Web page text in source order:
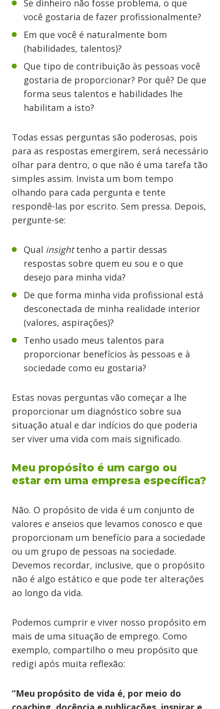
Se dinheiro não fosse problema, o que
você gostaria de fazer profissionalmente?
Em que você é naturalmente bom
(habilidades, talentos)?
Que tipo de contribuição às pessoas você
gostaria de proporcionar? Por quê? De que
forma seus talentos e habilidades lhe
habilitam a isto?
Todas essas perguntas são poderosas, pois
para as respostas emergirem, será necessário
olhar para dentro, o que não é uma tarefa tão
simples assim. Invista um bom tempo
olhando para cada pergunta e tente
respondê-las por escrito. Sem pressa. Depois,
pergunte-se:
Qual insighttenho a partir dessas
respostas sobre quem eu sou e o que
desejo para minha vida?
De que forma minha vida profissional está
desconectada de minha realidade interior
(valores, aspirações)?
Tenho usado meus talentos para
proporcionar benefícios às pessoas e à
sociedade como eu gostaria?
Estas novas perguntas vão começar a lhe
proporcionar um diagnóstico sobre sua
situação atual e dar indícios do que poderia
ser viver uma vida com mais significado.
Meu propósito é um cargo ou
estar em uma empresa específica?
Não. O propósito de vida é um conjunto de
valores e anseios que levamos conosco e que
proporcionam um benefício para a sociedade
ou um grupo de pessoas na sociedade.
Devemos recordar, inclusive, que o propósito
não é algo estático e que pode ter alterações
ao longo da vida.
Podemos cumprir e viver nosso propósito em
mais de uma situação de emprego. Como
exemplo, compartilho o meu propósito que
redigi após muita reflexão:
“Meu propósito de vida é, por meio do